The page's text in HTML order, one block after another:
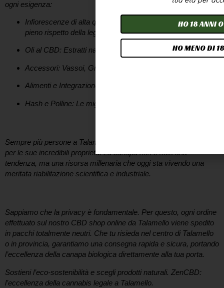
ogni esigenza:
Infiorescenze di alta qualità:
Selezionate e coltivate nel
pieno rispetto della legge.
Oli al CBD: Estratti naturali per ritrovare l’equilibrio.
Accessori: Vassoi, Grinder e molto altro da ZenCBD
Alimenti e Integrazione:
Hash e Polline: Le migliori selezioni di Hash e Polline
Sempre più persone a Talamello
per le sue incredibili proprietà. La canapa non è solo una
tendenza, ma una risorsa millenaria che oggi sta vivendo una
meritata riabilitazione scientifica e industriale.
Sappiamo che la privacy è fondamentale. Per questo, ogni ordine
effettuato sul nostro CBD shop online da Talamello viene spedito
in pacchi totalmente neutri. Che tu risieda nel centro di Talamello
o in provincia, garantiamo una consegna rapida e sicura, portando
l’eccellenza della canapa biologica direttamente alla tua porta.
Sostieni l’eco-sostenibilità e scegli prodotti naturali. ZenCBD:
l’eccellenza della cannabis legale a Talamello.
HO 18 ANNI
HO MENO DI